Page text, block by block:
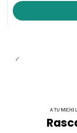
A TU MICHI